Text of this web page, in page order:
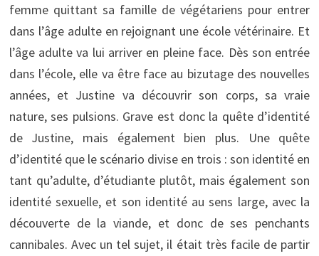
femme quittant sa famille de végétariens pour entrer
dans l’âge adulte en rejoignant une école vétérinaire. Et
l’âge adulte va lui arriver en pleine face. Dès son entrée
dans l’école, elle va être face au bizutage des nouvelles
années, et Justine va découvrir son corps, sa vraie
nature, ses pulsions. Grave est donc la quête d’identité
de Justine, mais également bien plus. Une quête
d’identité que le scénario divise en trois : son identité en
tant qu’adulte, d’étudiante plutôt, mais également son
identité sexuelle, et son identité au sens large, avec la
découverte de la viande, et donc de ses penchants
cannibales. Avec un tel sujet, il était très facile de partir